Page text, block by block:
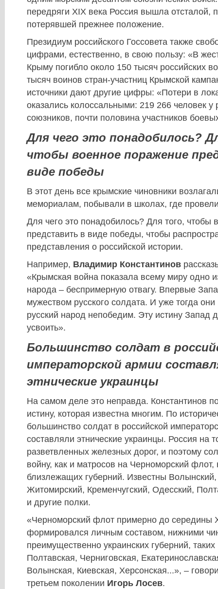
передряги ХІХ века Россия вышла отсталой,
потерявшей прежнее положение.
Президиум российского Госсовета также
цифрами, естественно, в свою пользу: «В
Крыму погибло около 150 тысяч российских
тысяч воинов стран-участниц Крымской
источники дают другие цифры: «Потери в
оказались колоссальными: 219 266 человек у
союзников, почти половина участников
Для чего это понадобилось?
чтобы военное поражение
виде победы
В этот день все крымские чиновники
мемориалам, побывали в школах, где провели
Для чего это понадобилось? Для того, чтобы
представить в виде победы, чтобы
представления о российской истории.
Например, Владимир Константинов
«Крымская война показала всему миру одно
народа – беспримерную отвагу. Впервые
мужеством русского солдата. И уже тогда
русский народ непобедим. Эту истину Запад
усвоить».
Большинство солдат в
императорской армии
этнические украинцы
На самом деле это неправда. Константинов
истину, которая известна многим. По
большинство солдат в российской
составляли этнические украинцы. Россия на
разветвленных железных дорог, и поэтому
войну, как и матросов на Черноморский флот,
близлежащих губерний. Известны
Житомирский, Кременчугский, Одесский,
и другие полки.
«Черноморский флот примерно до середины
формировался личным составом, нижними
преимущественно украинских губерний, таких
Полтавская, Черниговская,
Волынская, Киевская, Херсонская...», –
третьем поколении Игорь Лосев.